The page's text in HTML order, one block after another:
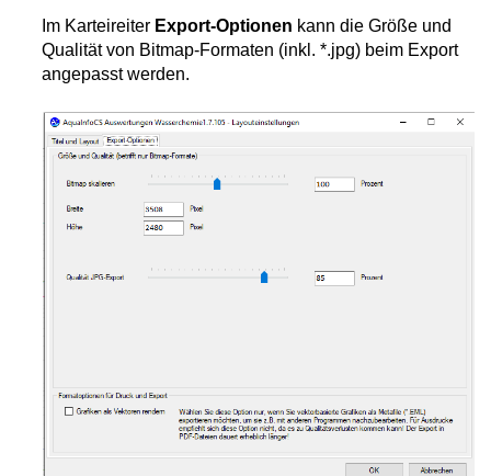
Im Karteireiter Export-Optionen kann die Größe und
Qualität von Bitmap-Formaten (inkl. *.jpg) beim Export
angepasst werden.